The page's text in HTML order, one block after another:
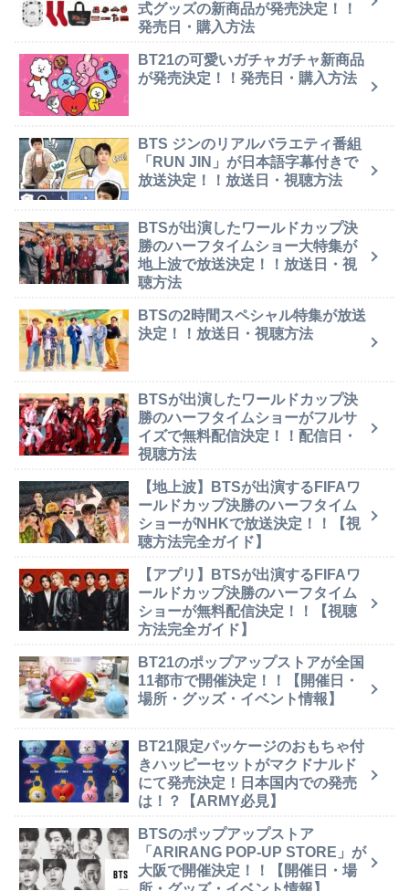
式グッズの新商品が発売決定！！
発売日・購入方法
BT21の可愛いガチャガチャ新商品
が発売決定！！発売日・購入方法
BTS ジンのリアルバラエティ番組
「RUN JIN」が日本語字幕付きで
放送決定！！放送日・視聴方法
BTSが出演したワールドカップ決
勝のハーフタイムショー大特集が
地上波で放送決定！！放送日・視
聴方法
BTSの2時間スペシャル特集が放送
決定！！放送日・視聴方法
BTSが出演したワールドカップ決
勝のハーフタイムショーがフルサ
イズで無料配信決定！！配信日・
視聴方法
【地上波】BTSが出演するFIFAワ
ールドカップ決勝のハーフタイム
ショーがNHKで放送決定！！【視
聴方法完全ガイド】
【アプリ】BTSが出演するFIFAワ
ールドカップ決勝のハーフタイム
ショーが無料配信決定！！【視聴
方法完全ガイド】
BT21のポップアップストアが全国
11都市で開催決定！！【開催日・
場所・グッズ・イベント情報】
BT21限定パッケージのおもちゃ付
きハッピーセットがマクドナルド
にて発売決定！日本国内での発売
は！？【ARMY必見】
BTSのポップアップストア
「ARIRANG POP-UP STORE」が
大阪で開催決定！！【開催日・場